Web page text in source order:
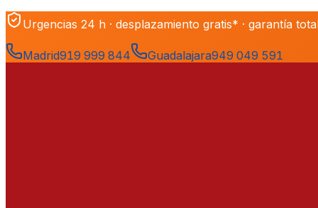
Urgencias 24 h · desplazamiento gratis* · garantía
Madrid919 999 844 Guadalajara949 049 591